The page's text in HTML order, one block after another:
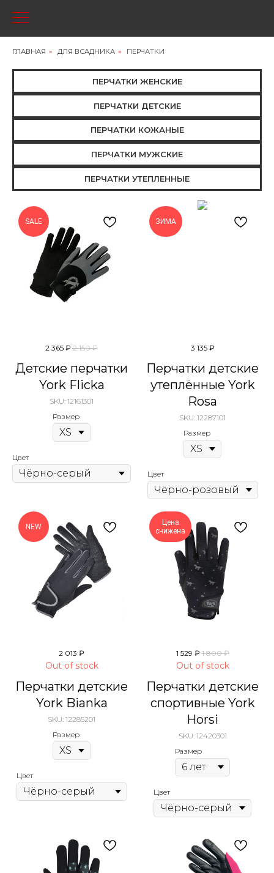
ГЛАВНАЯ » ДЛЯ ВСАДНИКА » ПЕРЧАТКИ
ПЕРЧАТКИ ЖЕНСКИЕ
ПЕРЧАТКИ ДЕТСКИЕ
ПЕРЧАТКИ КОЖАНЫЕ
ПЕРЧАТКИ МУЖСКИЕ
ПЕРЧАТКИ УТЕПЛЕННЫЕ
SALE
2 365 ₽ 2 150 ₽
Детские перчатки
York Flicka
SKU: 12161301
Размер
Цвет
ЗИМА
3 135 ₽
Перчатки детские
утеплённые York
Rosa
SKU: 12287101
Размер
Цвет
NEW
2 013 ₽
Out of stock
Перчатки детские
York Bianka
SKU: 12285201
Размер
Цвет
Цена
снижена
1 529 ₽ 1 800 ₽
Out of stock
Перчатки детские
спортивные York
Horsi
SKU: 12420301
Размер
Цвет